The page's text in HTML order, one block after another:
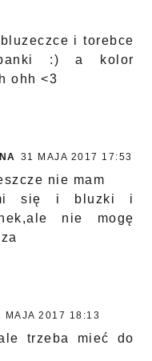
i torebce
:) a kolor
ohh <3
31 MAJA 2017 17:53
nie mam
mi się i bluzki i
nie mogę
MAJA 2017 18:13
trzeba mieć do